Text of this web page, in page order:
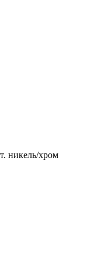
никель/хром